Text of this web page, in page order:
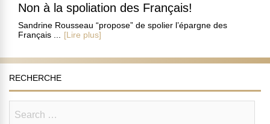
Non à la spoliation des Français!
Sandrine Rousseau “propose” de spolier l’épargne des
Français ...
[Lire plus]
RECHERCHE